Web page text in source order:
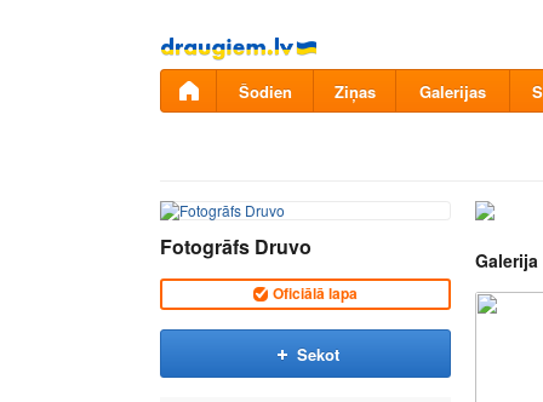
Pāriet
uz
saturu
Šodien Ziņas Galerijas
Fotogrāfs Druvo
Oficiālā lapa
Sekot
Galerija